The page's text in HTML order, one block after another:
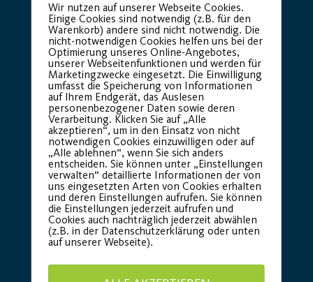
Basic Partner:
Wir nutzen auf unserer Webseite Cookies.
Einige Cookies sind notwendig (z.B. für den
Warenkorb) andere sind nicht notwendig. Die
nicht-notwendigen Cookies helfen uns bei der
Optimierung unseres Online-Angebotes,
unserer Webseitenfunktionen und werden für
Marketingzwecke eingesetzt. Die Einwilligung
umfasst die Speicherung von Informationen
auf Ihrem Endgerät, das Auslesen
personenbezogener Daten sowie deren
Verarbeitung. Klicken Sie auf „Alle
akzeptieren“, um in den Einsatz von nicht
notwendigen Cookies einzuwilligen oder auf
„Alle ablehnen“, wenn Sie sich anders
entscheiden. Sie können unter „Einstellungen
verwalten“ detaillierte Informationen der von
uns eingesetzten Arten von Cookies erhalten
und deren Einstellungen aufrufen. Sie können
die Einstellungen jederzeit aufrufen und
Cookies auch nachträglich jederzeit abwählen
(z.B. in der Datenschutzerklärung oder unten
auf unserer Webseite).